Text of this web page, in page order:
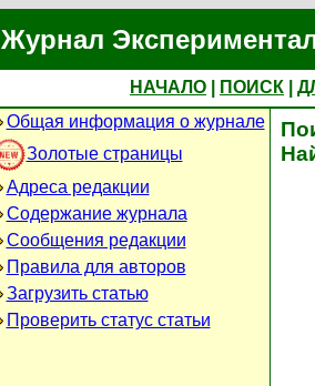
Журнал
НАЧАЛО ПОИСК
Общая информация о журнале
Золотые страницы
Адреса редакции
Содержание журнала
Сообщения редакции
Правила для авторов
Загрузить статью
Проверить статус статьи